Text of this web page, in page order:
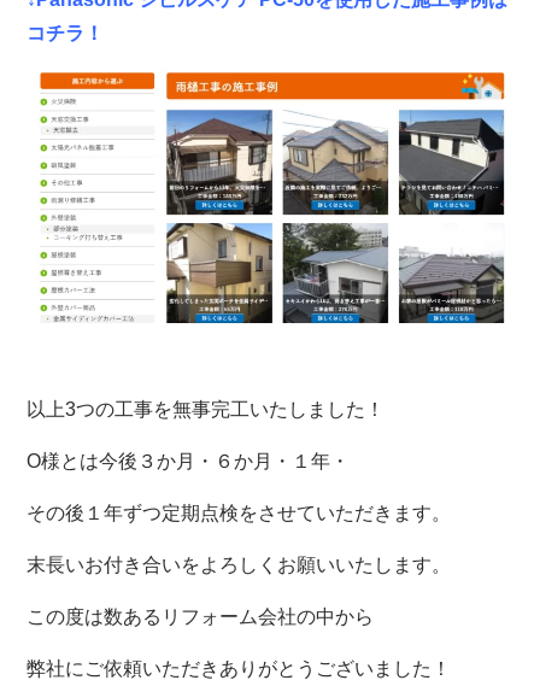
コチラ！
以上3つの工事を無事完工いたしました！
O様とは今後３か月・６か月・１年・
その後１年ずつ定期点検をさせていただきます。
末長いお付き合いをよろしくお願いいたします。
この度は数あるリフォーム会社の中から
弊社にご依頼いただきありがとうございました！